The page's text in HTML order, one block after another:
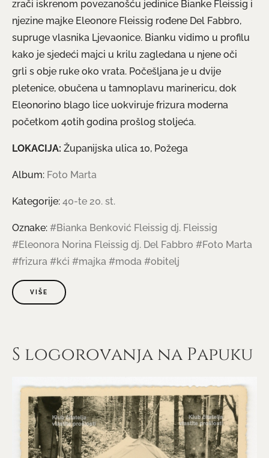
zrači iskrenom povezanošću jedinice Bianke Fleissig i
njezine majke Eleonore Fleissig rođene Del Fabbro,
supruge vlasnika Ljevaonice. Bianku vidimo u profilu
kako je sjedeći majci u krilu zagledana u njene oči
grli s obje ruke oko vrata. Počešljana je u dvije
pletenice, obučena u tamnoplavu marinericu, dok
Eleonorino blago lice uokviruje frizura moderna
početkom 40tih godina prošlog stoljeća.
LOKACIJA: Županijska ulica 10, Požega
Album: Foto Marta
Kategorije: 40-te 20. st.
Oznake: #Bianka Benković Fleissig dj. Fleissig
#Eleonora Norina Fleissig dj. Del Fabbro #Foto Marta
#frizura #kći #majka #moda #obitelj
VIŠE
S logorovanja na Papuku